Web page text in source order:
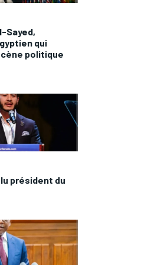
Sayed,
qui
politique
président du